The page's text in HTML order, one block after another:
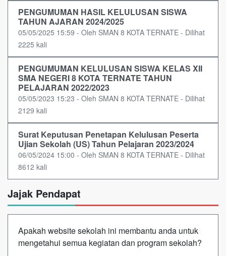
PENGUMUMAN HASIL KELULUSAN SISWA
TAHUN AJARAN 2024/2025
05/05/2025 15:59 - Oleh SMAN 8 KOTA TERNATE - Dilihat
2225 kali
PENGUMUMAN KELULUSAN SISWA KELAS XII
SMA NEGERI 8 KOTA TERNATE TAHUN
PELAJARAN 2022/2023
05/05/2023 15:23 - Oleh SMAN 8 KOTA TERNATE - Dilihat
2129 kali
Surat Keputusan Penetapan Kelulusan Peserta
Ujian Sekolah (US) Tahun Pelajaran 2023/2024
06/05/2024 15:00 - Oleh SMAN 8 KOTA TERNATE - Dilihat
8612 kali
Jajak Pendapat
Apakah website sekolah ini membantu anda untuk
mengetahui semua kegiatan dan program sekolah?